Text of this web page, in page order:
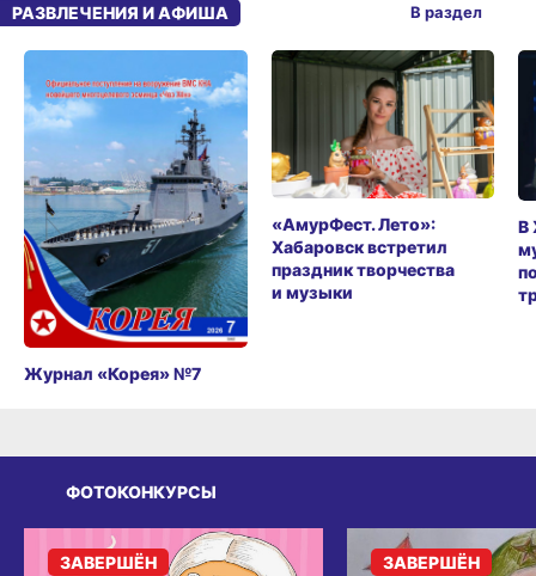
РАЗВЛЕЧЕНИЯ И АФИША
Журнал «Корея» №7
«АмурФест. Лето»:
Хабаровск встретил
праздник творчества
и музыки
В
В раздел
ФОТОКОНКУРСЫ
ЗАВЕРШЁН ЗАВЕРШЁН